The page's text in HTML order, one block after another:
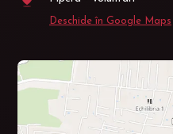
Deschide în Google Maps